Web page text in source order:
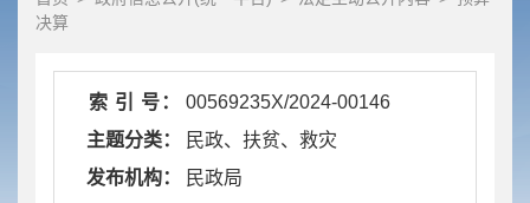
决算
索 引 号：
00569235X/2024-00146
主题分类：
民政、扶贫、救灾
发布机构：
民政局